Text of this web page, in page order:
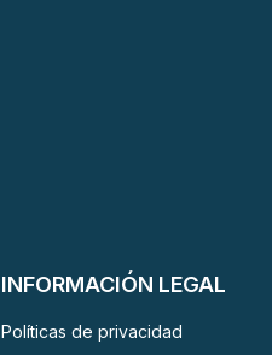
INFORMACIÓN LEGAL
Políticas de privacidad